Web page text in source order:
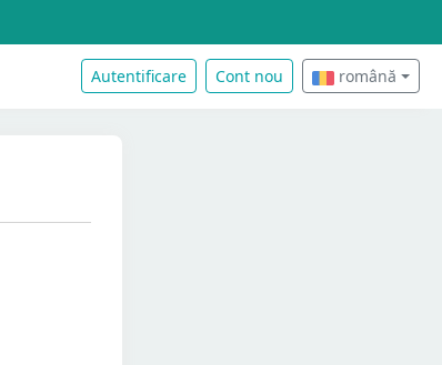
Autentificare Cont nou română